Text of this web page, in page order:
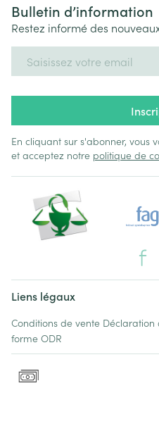
Bulletin d’information
Restez informé des
En cliquant sur s'abonner, vous
et acceptez notre politique de
Liens légaux
Conditions de vente Déclaration
forme ODR